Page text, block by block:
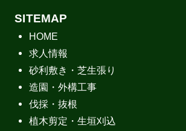
SITEMAP
HOME
求人情報
砂利敷き・芝生張り
造園・外構工事
伐採・抜根
植木剪定・生垣刈込